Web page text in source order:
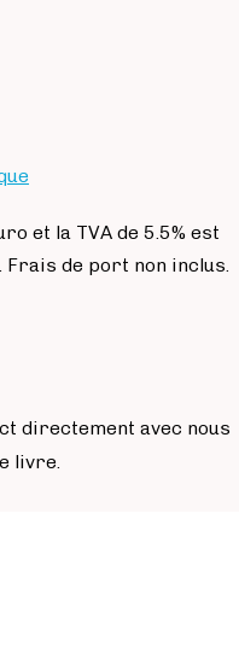
et la TVA de 5.5% est
Frais de port non inclus.
directement avec nous
livre.